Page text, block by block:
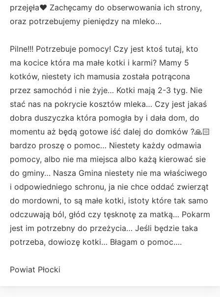
przejęła❤️ Zachęcamy do obserwowania ich strony,
oraz potrzebujemy pieniędzy na mleko…
Pilne!!! Potrzebuje pomocy! Czy jest ktoś tutaj, kto
ma kocice która ma małe kotki i karmi? Mamy 5
kotków, niestety ich mamusia została potrącona
przez samochód i nie żyje… Kotki mają 2-3 tyg. Nie
stać nas na pokrycie kosztów mleka… Czy jest jakaś
dobra duszyczka która pomogła by i dała dom, do
momentu aż będą gotowe iść dalej do domków ?🙏🏻
bardzo proszę o pomoc… Niestety każdy odmawia
pomocy, albo nie ma miejsca albo każą kierować sie
do gminy… Nasza Gmina niestety nie ma właściwego
i odpowiedniego schronu, ja nie chce oddać zwierząt
do mordowni, to są małe kotki, istoty które tak samo
odczuwają ból, głód czy tęsknotę za matką… Pokarm
jest im potrzebny do przeżycia… Jeśli będzie taka
potrzeba, dowiozę kotki… Błagam o pomoc….
Powiat Płocki